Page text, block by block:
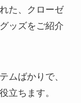
た、クローゼ
ッズをご紹介
ムばかりで、
立ちます。